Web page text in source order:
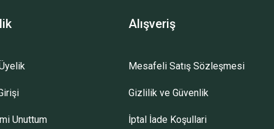
Unuttum
Alışveriş
Mesafeli Satış Sözleşmesi
Gizlilik ve Güvenlik
İptal İade Koşullari